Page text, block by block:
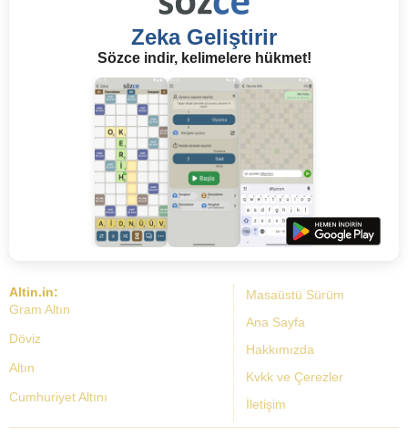
Zeka Geliştirir
Sözce indir, kelimelere hükmet!
Masaüstü Sürüm
Ana Sayfa
Hakkımızda
Kvkk ve Çerezler
İletişim
Altin.in:
Gram Altın
Döviz
Altın
Cumhuriyet Altını
Dolar Kuru